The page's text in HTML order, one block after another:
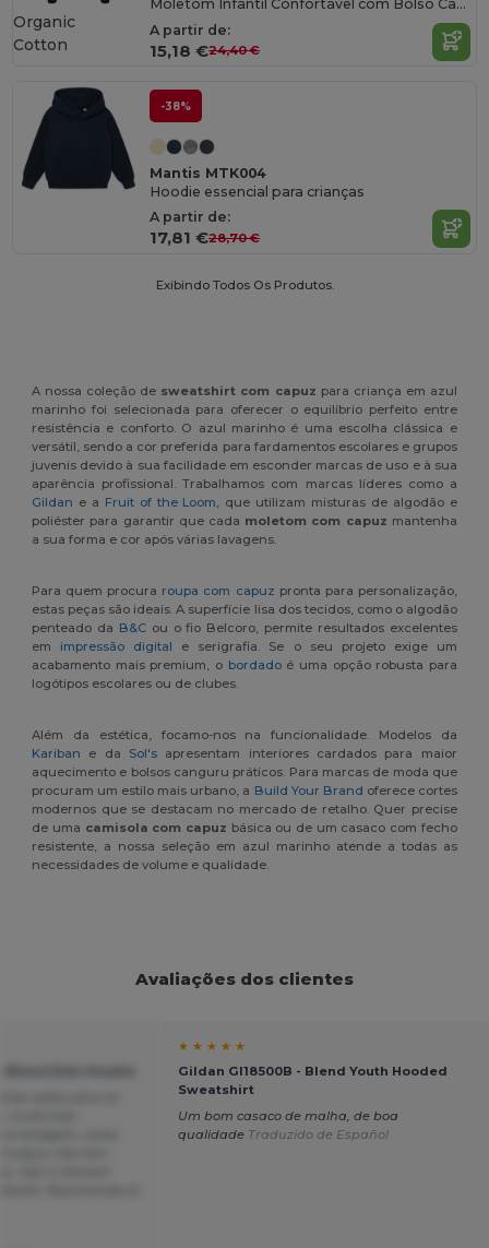
Moletom Infantil Confortável com Bolso Canguru
A partir de:
15,18 €24,40 €
Organic
Cotton
-38%
Mantis MTK004
Hoodie essencial para crianças
A partir de:
17,81 €28,70 €
Exibindo Todos Os Produtos.
A nossa coleção de sweatshirt com capuz para criança em azul
marinho foi selecionada para oferecer o equilíbrio perfeito entre
resistência e conforto. O azul marinho é uma escolha clássica e
versátil, sendo a cor preferida para fardamentos escolares e grupos
juvenis devido à sua facilidade em esconder marcas de uso e à sua
aparência profissional. Trabalhamos com marcas líderes como a
Gildan e a Fruit of the Loom
, que utilizam misturas de algodão e
poliéster para garantir que cada moletom com capuz mantenha
a sua forma e cor após várias lavagens.
Para quem procura roupa com capuz pronta para personalização,
estas peças são ideais. A superfície lisa dos tecidos, como o algodão
penteado da B&Cou o fio Belcoro, permite resultados excelentes
em impressão digital e serigrafia. Se o seu projeto exige um
acabamento mais premium, o bordadoé uma opção robusta para
logótipos escolares ou de clubes.
Além da estética, focamo-nos na funcionalidade. Modelos da
Kariban e da Sol's apresentam interiores cardados para maior
aquecimento e bolsos canguru práticos. Para marcas de moda que
procuram um estilo mais urbano, a Build Your Brand oferece cortes
modernos que se destacam no mercado de retalho. Quer precise
de uma camisola com capuz básica ou de um casaco com fecho
resistente, a nossa seleção em azul marinho atende a todas as
necessidades de volume e qualidade.
Avaliações dos clientes
★ ★ ★ ★ ★
Gildan GI18500B - Blend Youth Hooded
Sweatshirt
Um bom casaco de malha, de boa
qualidade Traduzido de Español